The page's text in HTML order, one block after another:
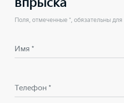
впрыска
Поля, отмеченные *, обязательны для
Имя *
Телефон *